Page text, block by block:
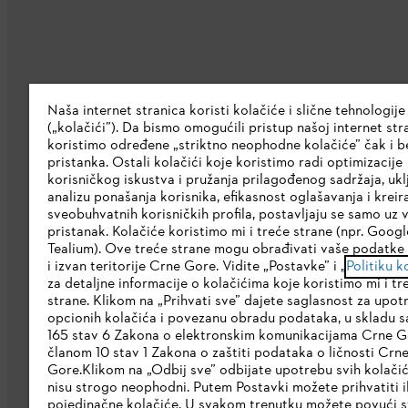
O nama
Preuzmite katalog
STIHL Etička linija
Korporativna stranica
Politika privatnosti Pravni osnovi
Naša internet stranica koristi kolačiće i slične tehnologije
(„kolačići”). Da bismo omogućili pristup našoj internet
koristimo određene „striktno neophodne kolačiće” čak i
pristanka. Ostali kolačići koje koristimo radi optimizacije
korisničkog iskustva i pružanja prilagođenog sadržaja,
analizu ponašanja korisnika, efikasnost oglašavanja i
sveobuhvatnih korisničkih profila, postavljaju se samo uz
pristanak. Kolačiće koristimo mi i treće strane (npr.
Tealium). Ove treće strane mogu obrađivati vaše
i izvan teritorije Crne Gore. Vidite „Postavke” i „Politiku
za detaljne informacije o kolačićima koje koristimo mi i
strane. Klikom na „Prihvati sve” dajete saglasnost za
opcionih kolačića i povezanu obradu podataka, u skladu
165 stav 6 Zakona o elektronskim komunikacijama Crne
članom 10 stav 1 Zakona o zaštiti podataka o ličnosti Crne
Gore.Klikom na „Odbij sve” odbijate upotrebu svih
nisu strogo neophodni. Putem Postavki možete prihvatiti